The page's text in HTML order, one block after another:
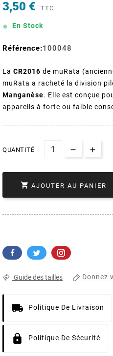
3,50 € TTC
En Stock
Référence:100048
La CR2016 de muRata
muRata a racheté la division
Manganèse. Elle est conçue
appareils à forte ou faible
QUANTITÉ
 AJOUTER AU PANIER
Guide des tailles Donnez
Politique De Livraison
Politique De Sécurité